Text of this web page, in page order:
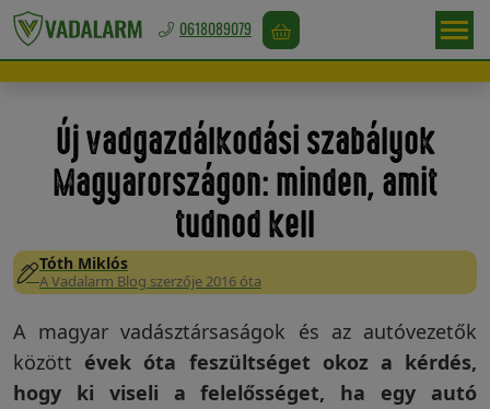
Vadriasztás
Madárriasztás
0618089079
Új vadgazdálkodási szabályok
Magyarországon: minden, amit
tudnod kell
Tóth Miklós
A Vadalarm Blog szerzője 2016 óta
A magyar vadásztársaságok és az autóvezetők
között évek óta feszültséget okoz a kérdés,
hogy ki viseli a felelősséget, ha egy autó